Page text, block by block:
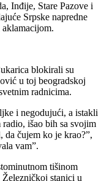
Inđije, Stare Pazove i
Srpske napredne
blokirali su
u toj beogradskoj
radnicima.
i negodujući, a istakli
radio, išao bih sa svojim
da čujem ko je krao?”,
vam”.
tišinom
Železničkoj stanici u